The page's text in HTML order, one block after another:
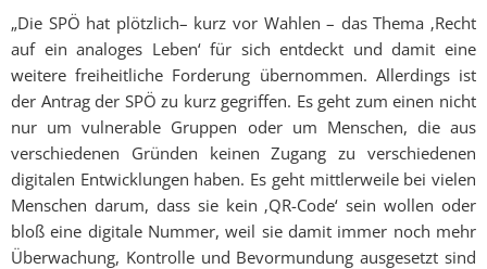
„Die SPÖ hat plötzlich– kurz vor Wahlen – das Thema ‚Recht
auf ein analoges Leben‘ für sich entdeckt und damit eine
weitere freiheitliche Forderung übernommen. Allerdings ist
der Antrag der SPÖ zu kurz gegriffen. Es geht zum einen nicht
nur um vulnerable Gruppen oder um Menschen, die aus
verschiedenen Gründen keinen Zugang zu verschiedenen
digitalen Entwicklungen haben. Es geht mittlerweile bei vielen
Menschen darum, dass sie kein ‚QR-Code‘ sein wollen oder
bloß eine digitale Nummer, weil sie damit immer noch mehr
Überwachung, Kontrolle und Bevormundung ausgesetzt sind